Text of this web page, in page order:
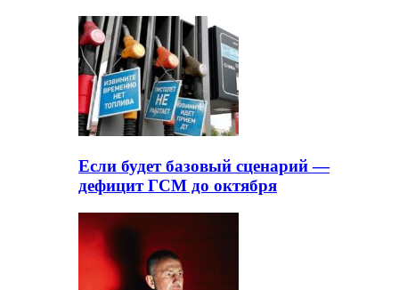
Если будет базовый сценарий —
дефицит ГСМ до октября